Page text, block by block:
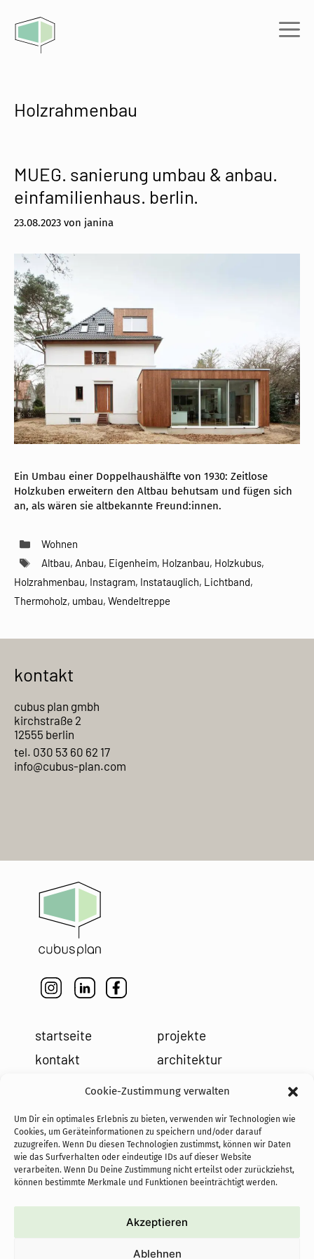
Cookie-Zustimmung verwalten
Um Dir ein optimales Erlebnis zu bieten, verwenden wir Technologien wie
Cookies, um Geräteinformationen zu speichern und/oder darauf
zuzugreifen. Wenn Du diesen Technologien zustimmst, können wir Daten
wie das Surfverhalten oder eindeutige IDs auf dieser Website
verarbeiten. Wenn Du Deine Zustimmung nicht erteilst oder zurückziehst,
können bestimmte Merkmale und Funktionen beeinträchtigt werden.
Akzeptieren
Ablehnen
Inhalt
springen
Holzrahmenbau
MUEG. sanierung umbau & anbau.
einfamilienhaus. berlin.
23.08.2023 von janina
Ein Umbau einer Doppelhaushälfte von 1930: Zeitlose
Holzkuben erweitern den Altbau behutsam und fügen sich
an, als wären sie altbekannte Freund:innen.
Kategorien
Wohnen
Schlagwörter
Altbau, Anbau, Eigenheim, Holzanbau, Holzkubus,
Holzrahmenbau, Instagram, Instatauglich, Lichtband,
Thermoholz, umbau, Wendeltreppe
kontakt
cubus plan gmbh
kirchstraße 2
12555 berlin
tel. 030 53 60 62 17
info@cubus-plan.com
startseite
projekte
kontakt
architektur
leistungen
cookies
team
news